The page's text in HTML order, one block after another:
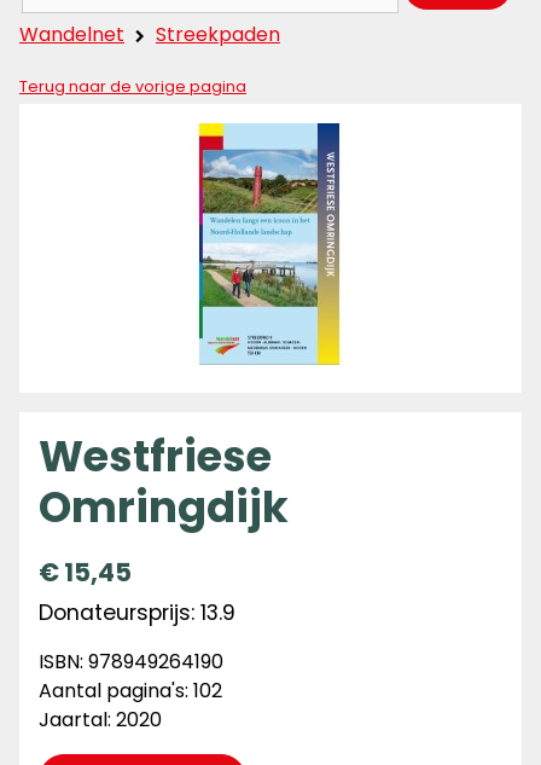
Wandelnet
Streekpaden
Terug naar de vorige pagina
Westfriese
Omringdijk
€15,45
Donateursprijs: 13.9
ISBN: 978949264190
Aantal pagina's: 102
Jaartal: 2020